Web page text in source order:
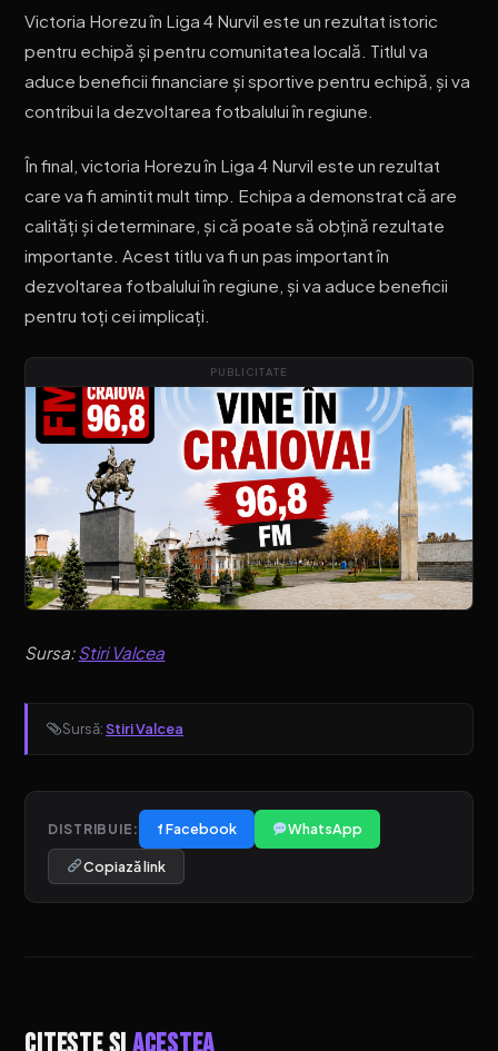
Victoria Horezu în Liga 4 Nurvil este un rezultat istoric
pentru echipă și pentru comunitatea locală. Titlul va
aduce beneficii financiare și sportive pentru echipă, și va
contribui la dezvoltarea fotbalului în regiune.
În final, victoria Horezu în Liga 4 Nurvil este un rezultat
care va fi amintit mult timp. Echipa a demonstrat că are
calități și determinare, și că poate să obțină rezultate
importante. Acest titlu va fi un pas important în
dezvoltarea fotbalului în regiune, și va aduce beneficii
pentru toți cei implicați.
PUBLICITATE
Sursa:Stiri Valcea
Sursă:Stiri Valcea
DISTRIBUIE: f Facebook WhatsApp
Copiază link